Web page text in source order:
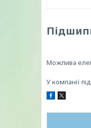
У компанії